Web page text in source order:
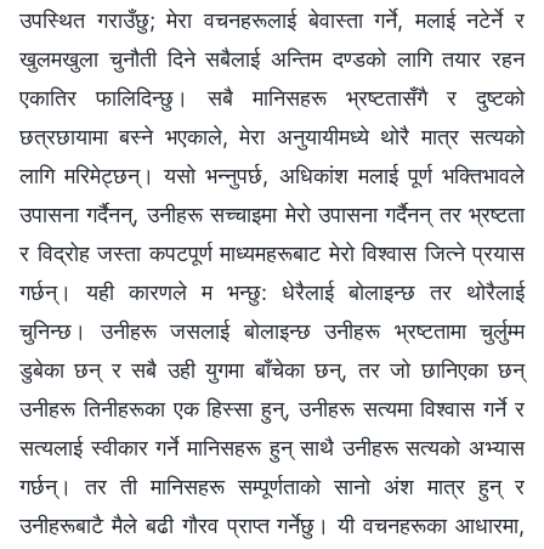
उपस्थित गराउँछु; मेरा वचनहरूलाई बेवास्ता गर्ने, मलाई नटेर्ने र
खुलमखुला चुनौती दिने सबैलाई अन्तिम दण्डको लागि तयार रहन
एकातिर फालिदिन्छु। सबै मानिसहरू भ्रष्टतासँगै र दुष्टको
छत्रछायामा बस्ने भएकाले, मेरा अनुयायीमध्ये थोरै मात्र सत्यको
लागि मरिमेट्छन्। यसो भन्नुपर्छ, अधिकांश मलाई पूर्ण भक्तिभावले
उपासना गर्दैनन्, उनीहरू सच्चाइमा मेरो उपासना गर्दैनन् तर भ्रष्टता
र विद्रोह जस्ता कपटपूर्ण माध्यमहरूबाट मेरो विश्‍वास जित्ने प्रयास
गर्छन्। यही कारणले म भन्छु: धेरैलाई बोलाइन्छ तर थोरैलाई
चुनिन्छ। उनीहरू जसलाई बोलाइन्छ उनीहरू भ्रष्टतामा चुर्लुम्म
डुबेका छन् र सबै उही युगमा बाँचेका छन्, तर जो छानिएका छन्
उनीहरू तिनीहरूका एक हिस्सा हुन्, उनीहरू सत्यमा विश्‍वास गर्ने र
सत्यलाई स्वीकार गर्ने मानिसहरू हुन् साथै उनीहरू सत्यको अभ्यास
गर्छन्। तर ती मानिसहरू सम्पूर्णताको सानो अंश मात्र हुन् र
उनीहरूबाटै मैले बढी गौरव प्राप्त गर्नेछु। यी वचनहरूका आधारमा,